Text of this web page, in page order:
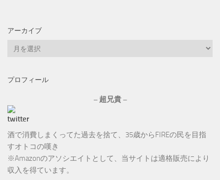
アーカイブ
イ
プロフィール
– 超兄貴 –
酒で消費しまくってた過去を捨て、35歳からFIREの民を目指
すオトコの嘆き
※Amazonのアソシエイトとして、当サイトは適格販売により
収入を得ています。